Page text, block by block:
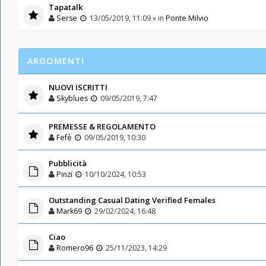
Tapatalk
Serse 13/05/2019, 11:09 » in Ponte Milvio
ARGOMENTI
NUOVI ISCRITTI
Skyblues 09/05/2019, 7:47
PREMESSE & REGOLAMENTO
Fefè 09/05/2019, 10:30
Pubblicità
Pinzi 10/10/2024, 10:53
Outstanding Сasual Dating Verified Females
Mark69 29/02/2024, 16:48
Ciao
Romero96 25/11/2023, 14:29